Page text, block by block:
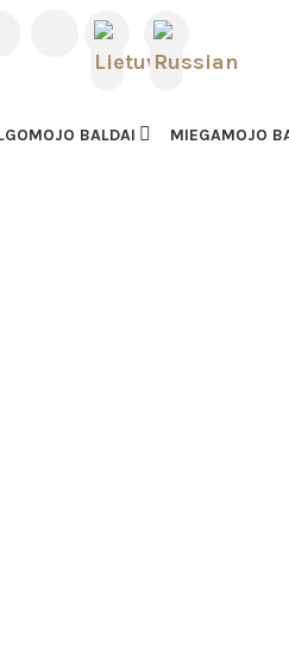
|
BALDAI MIEGAMOJO